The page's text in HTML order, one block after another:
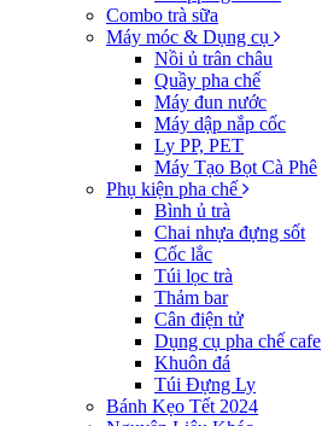
Combo trà sữa
Máy móc & Dụng cụ
Nồi ủ trân châu
Quầy pha chế
Máy đun nước
Máy dập nắp cốc
Ly PP, PET
Máy Tạo Bọt Cà Phê
Phụ kiện pha chế
Bình ủ trà
Chai nhựa đựng sốt
Cốc lắc
Túi lọc trà
Thảm bar
Cân điện tử
Dụng cụ pha chế cafe
Khuôn đá
Túi Đựng Ly
Bánh Kẹo Tết 2024